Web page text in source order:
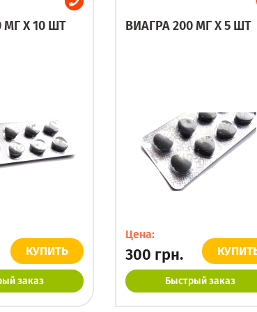
МГ X 10 ШТ
КУПИТЬ
заказ
ВИАГРА 200 МГ X 5 ШТ
Цена:
300 грн.
Быстрый заказ